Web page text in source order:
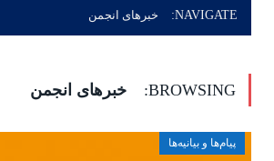
NAVIGATE: خبرهای انجمن
BROWSING: خبرهای انجمن
پیام‌ها و بیانیه‌ها